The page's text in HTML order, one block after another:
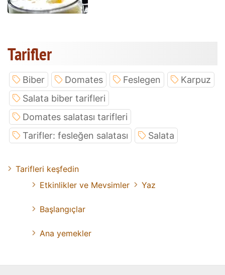
Tarifler
Biber Domates Feslegen
Karpuz
Salata biber tarifleri
Domates salatası tarifleri
Tarifler: fesleğen salatası
Salata
Tarifleri keşfedin
Etkinlikler ve Mevsimler
Yaz
Başlangıçlar
Ana yemekler